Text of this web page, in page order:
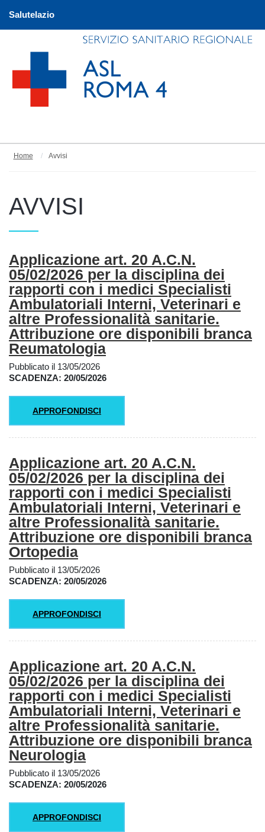
Salutelazio
Home Avvisi
AVVISI
Titolo
Applicazione art. 20 A.C.N.
05/02/2026 per la disciplina dei
rapporti con i medici Specialisti
Ambulatoriali Interni, Veterinari e
altre Professionalità sanitarie.
Attribuzione ore disponibili branca
Reumatologia
Pubblicato il 13/05/2026
SCADENZA: 20/05/2026
APPROFONDISCI
Applicazione art. 20 A.C.N.
05/02/2026 per la disciplina dei
rapporti con i medici Specialisti
Ambulatoriali Interni, Veterinari e
altre Professionalità sanitarie.
Attribuzione ore disponibili branca
Ortopedia
Pubblicato il 13/05/2026
SCADENZA: 20/05/2026
APPROFONDISCI
Applicazione art. 20 A.C.N.
05/02/2026 per la disciplina dei
rapporti con i medici Specialisti
Ambulatoriali Interni, Veterinari e
altre Professionalità sanitarie.
Attribuzione ore disponibili branca
Neurologia
Pubblicato il 13/05/2026
SCADENZA: 20/05/2026
APPROFONDISCI